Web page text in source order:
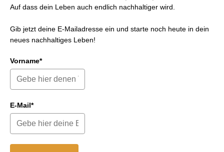
Auf dass dein Leben auch endlich nachhaltiger wird.
Gib jetzt deine E-Mailadresse ein und starte noch heute in dein
neues nachhaltiges Leben!
Vorname*
E-Mail*